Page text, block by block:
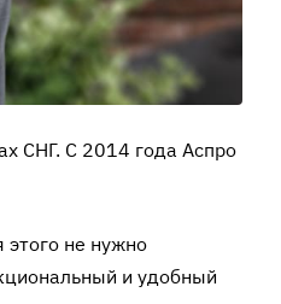
СНГ. С 2014 года Аспро
этого не нужно
и удобный